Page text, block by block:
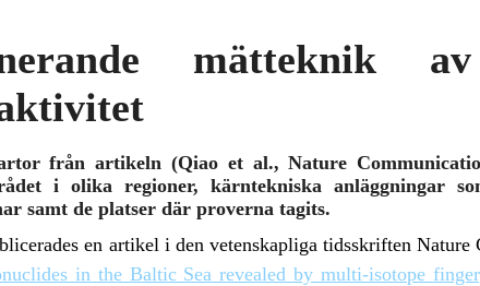
mätteknik
från artikeln (Qiao et al., Nature
i olika regioner, kärntekniska anläggningar
samt de platser där proverna tagits.
en artikel i den vetenskapliga tidsskriften Nature
in the Baltic Sea revealed by multi-isotope